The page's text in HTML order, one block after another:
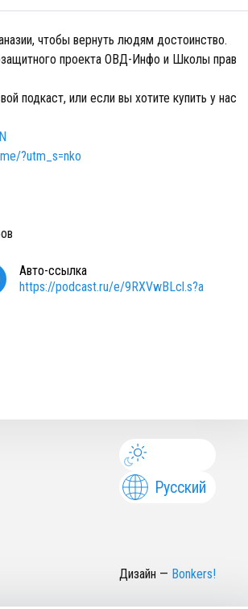
чтобы вернуть людям достоинство.
проекта ОВД-Инфо и Школы прав
подкаст, или если вы хотите купить у нас
?utm_s=nko
Авто-ссылка
https://podcast.ru/e/9RXVwBLcl.s?a
Русский
Дизайн — Bonkers!